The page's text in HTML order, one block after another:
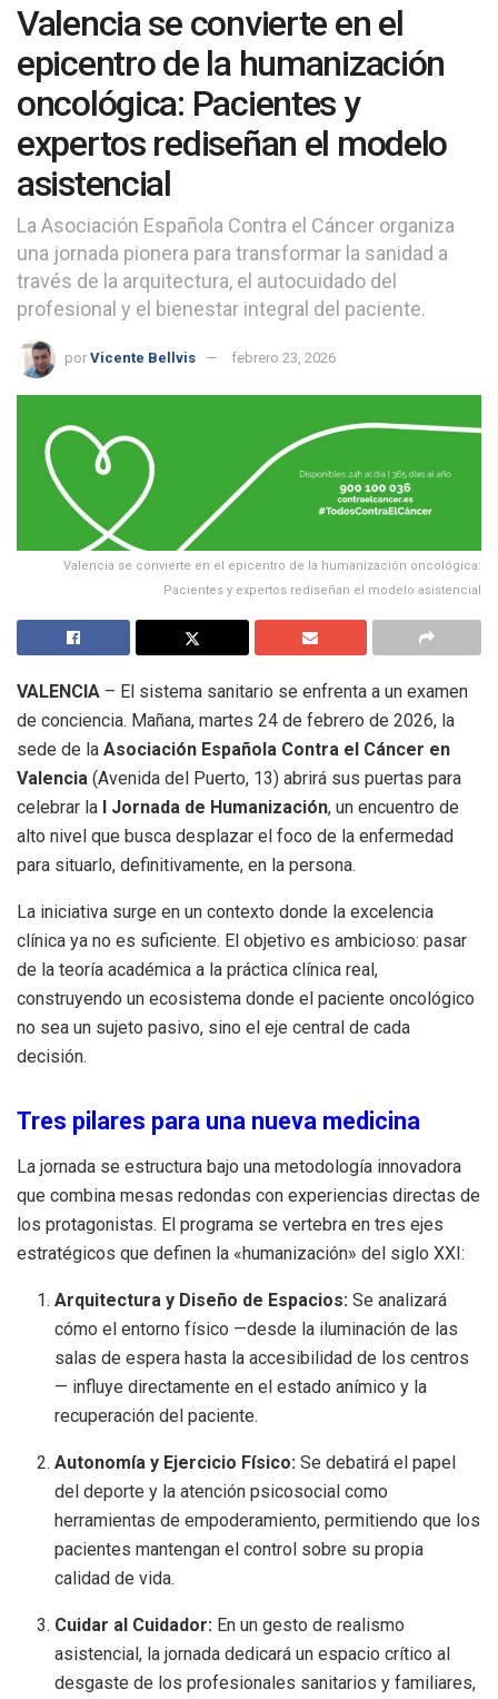
Valencia se convierte en el
epicentro de la humanización
oncológica: Pacientes y
expertos rediseñan el modelo
asistencial
La Asociación Española Contra el Cáncer organiza
una jornada pionera para transformar la sanidad a
través de la arquitectura, el autocuidado del
profesional y el bienestar integral del paciente.
por Vicente Bellvis febrero 23, 2026
Valencia se convierte en el epicentro de la humanización oncológica:
Pacientes y expertos rediseñan el modelo asistencial
VALENCIA – El sistema sanitario se enfrenta a un examen
de conciencia. Mañana, martes 24 de febrero de 2026, la
sede de la Asociación Española Contra el Cáncer en
Valencia (Avenida del Puerto, 13) abrirá sus puertas para
celebrar la I Jornada de Humanización, un encuentro de
alto nivel que busca desplazar el foco de la enfermedad
para situarlo, definitivamente, en la persona.
La iniciativa surge en un contexto donde la excelencia
clínica ya no es suficiente. El objetivo es ambicioso: pasar
de la teoría académica a la práctica clínica real,
construyendo un ecosistema donde el paciente oncológico
no sea un sujeto pasivo, sino el eje central de cada
decisión.
Tres pilares para una nueva medicina
La jornada se estructura bajo una metodología innovadora
que combina mesas redondas con experiencias directas de
los protagonistas. El programa se vertebra en tres ejes
estratégicos que definen la «humanización» del siglo XXI:
Arquitectura y Diseño de Espacios: Se analizará
cómo el entorno físico —desde la iluminación de las
salas de espera hasta la accesibilidad de los centros
— influye directamente en el estado anímico y la
recuperación del paciente.
Autonomía y Ejercicio Físico: Se debatirá el papel
del deporte y la atención psicosocial como
herramientas de empoderamiento, permitiendo que los
pacientes mantengan el control sobre su propia
calidad de vida.
Cuidar al Cuidador: En un gesto de realismo
asistencial, la jornada dedicará un espacio crítico al
desgaste de los profesionales sanitarios y familiares,